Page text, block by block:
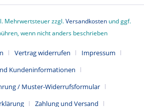
Mehrwertsteuer zzgl.Versandkosten und ggf.
wenn nicht anders beschrieben
Vertrag widerrufen
Impressum
Kundeninformationen
/ Muster-Widerrufsformular
Zahlung und Versand